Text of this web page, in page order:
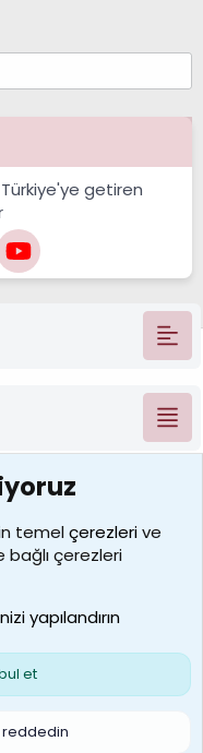
getiren
temelçerezlerive
çerezleri
yapılandırın
et
reddedin